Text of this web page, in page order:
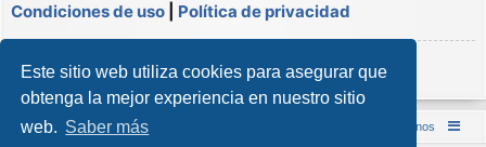
Este sitio web utiliza cookies para asegurar que
obtenga la mejor experiencia en nuestro sitio
web. Saber más
Condiciones de uso
Política de privacidad
Registrarse
Inicio (Web) Foro Punta de Lanza Wargames Contáctenos